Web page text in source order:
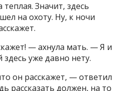
Значит, здесь
на охоту. Ну, к ночи
— ахнула мать. — Я и
уже давно нету.
он расскажет, — ответил
рассказать должен, на то